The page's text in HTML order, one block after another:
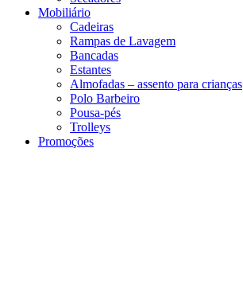
Mobiliário
Cadeiras
Rampas de Lavagem
Bancadas
Estantes
Almofadas – assento para crianças
Polo Barbeiro
Pousa-pés
Trolleys
Promoções